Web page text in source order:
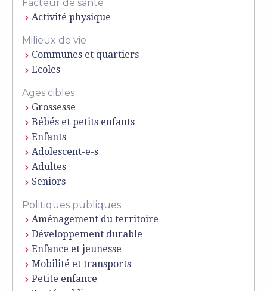
Facteur de santé
Activité physique
Milieux de vie
Communes et quartiers
Ecoles
Ages cibles
Grossesse
Bébés et petits enfants
Enfants
Adolescent-e-s
Adultes
Seniors
Politiques publiques
Aménagement du territoire
Développement durable
Enfance et jeunesse
Mobilité et transports
Petite enfance